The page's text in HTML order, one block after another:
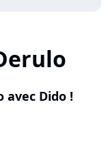
avec Dido !